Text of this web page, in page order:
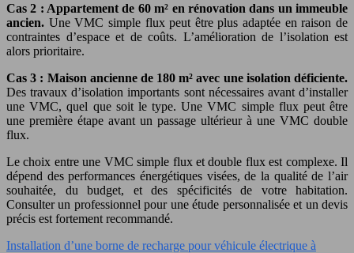
Cas 2 : Appartement de 60 m² en rénovation dans un immeuble
ancien. Une VMC simple flux peut être plus adaptée en raison de
contraintes d’espace et de coûts. L’amélioration de l’isolation est
alors prioritaire.
Cas 3 : Maison ancienne de 180 m² avec une isolation déficiente.
Des travaux d’isolation importants sont nécessaires avant d’installer
une VMC, quel que soit le type. Une VMC simple flux peut être
une première étape avant un passage ultérieur à une VMC double
flux.
Le choix entre une VMC simple flux et double flux est complexe. Il
dépend des performances énergétiques visées, de la qualité de l’air
souhaitée, du budget, et des spécificités de votre habitation.
Consulter un professionnel pour une étude personnalisée et un devis
précis est fortement recommandé.
Installation d’une borne de recharge pour véhicule électrique à